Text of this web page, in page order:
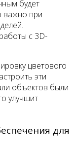
будет
важно при
с 3D-
цветового
эти
объектов были
улучшит
для